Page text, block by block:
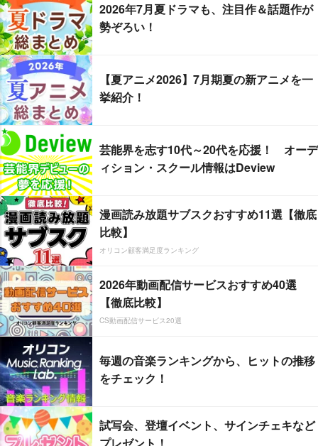
2026年7月夏ドラマも、注目作＆話題作が
勢ぞろい！
【夏アニメ2026】7月期夏の新アニメを一
挙紹介！
芸能界を志す10代～20代を応援！ オーデ
ィション・スクール情報はDeview
漫画読み放題サブスクおすすめ11選【徹底
比較】
オリコン顧客満足度ランキング
2026年動画配信サービスおすすめ40選
【徹底比較】
CS動画配信サービス20選
毎週の音楽ランキングから、ヒットの推移
をチェック！
試写会、登壇イベント、サインチェキなど